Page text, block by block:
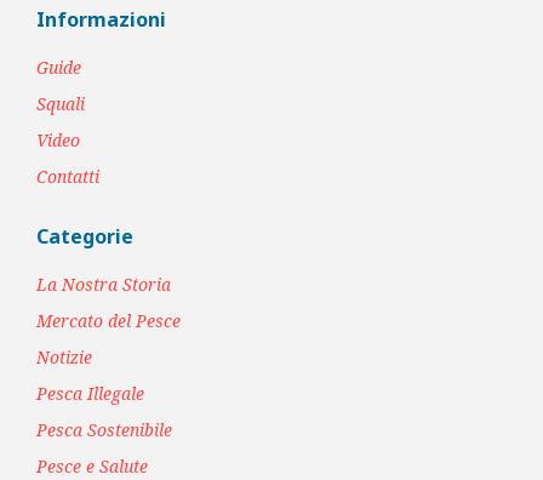
Informazioni
Guide
Squali
Video
Contatti
Categorie
La Nostra Storia
Mercato del Pesce
Notizie
Pesca Illegale
Pesca Sostenibile
Pesce e Salute